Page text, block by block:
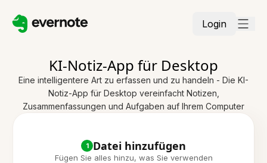
Login
KI-Notiz-App für Desktop
Eine intelligentere Art zu erfassen und zu handeln - Die KI-
Notiz-App für Desktop vereinfacht Notizen,
Zusammenfassungen und Aufgaben auf Ihrem Computer
1 Datei hinzufügen
Fügen Sie alles hinzu, was Sie verwenden